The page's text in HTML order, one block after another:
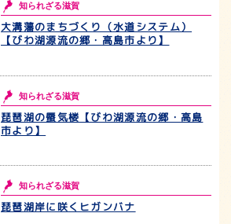
知られざる滋賀
大溝藩のまちづくり（水道システム）
【びわ湖源流の郷・高島市より】
知られざる滋賀
琵琶湖の蜃気楼【びわ湖源流の郷・高島
市より】
知られざる滋賀
琵琶湖岸に咲くヒガンバナ